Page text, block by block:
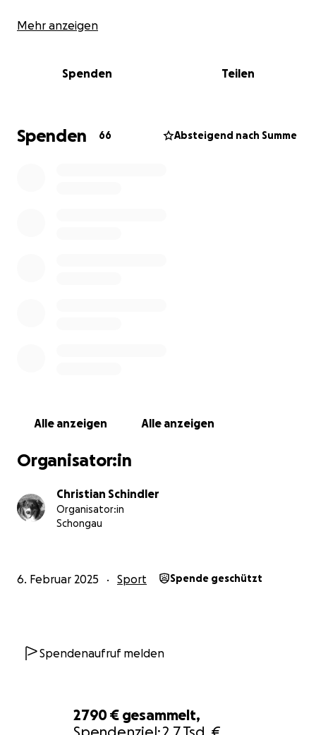
2790 € gesammelt,
Leider lässt uns einer der Teambusse jetzt innerhalb
geht vor) und einiger Reparaturen, streikt aktuell die
Reparatur sind mit 3.500 € veranschlagt.
Mehr anzeigen
Spenden Teilen
Spenden 66 Absteigend nach Summe
Alle anzeigen Alle anzeigen
Organisator:in
Christian Schindler
Organisator:in
Schongau
6. Februar 2025 Sport Spende geschützt
Spendenaufruf melden